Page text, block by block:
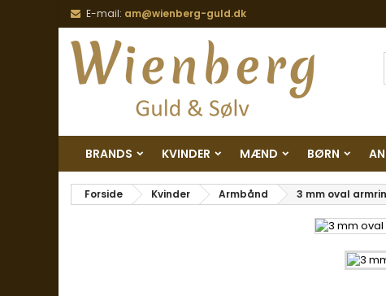
E-mail: am@wienberg-guld.dk
BRANDS KVINDER MÆND BØRN
Forside Kvinder Armbånd 3 mm oval